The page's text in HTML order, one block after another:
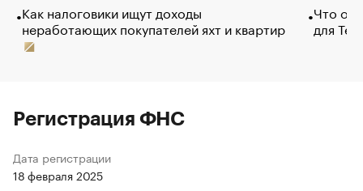
Как налоговики ищут доходы
неработающих покупателей яхт и квартир
Что
для
Регистрация ФНС
Дата регистрации
18 февраля 2025